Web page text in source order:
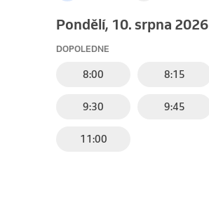
pondělí, 10. srpna 2026
DOPOLEDNE
8:00 8:15
9:30 9:45
11:00